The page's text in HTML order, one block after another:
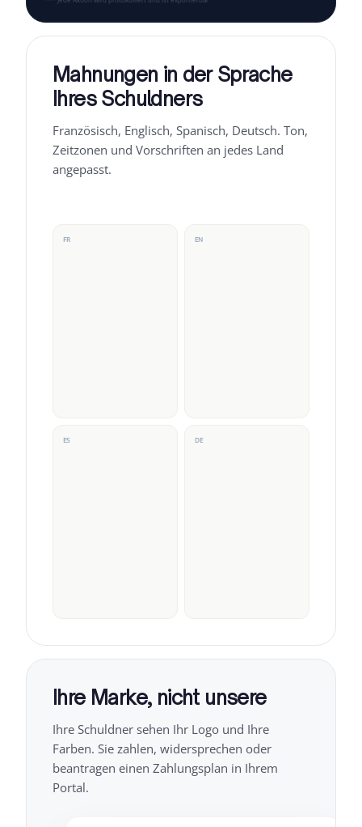
Mahnungen in der Sprache
Ihres Schuldners
Französisch, Englisch, Spanisch, Deutsch. Ton,
Zeitzonen und Vorschriften an jedes Land
angepasst.
FR EN
ES DE
Ihre Marke, nicht unsere
Ihre Schuldner sehen Ihr Logo und Ihre
Farben. Sie zahlen, widersprechen oder
beantragen einen Zahlungsplan in Ihrem
Portal.